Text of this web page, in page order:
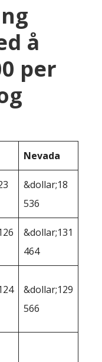
å
per
Nevada
&dollar;18
536
&dollar;131
464
&dollar;129
566